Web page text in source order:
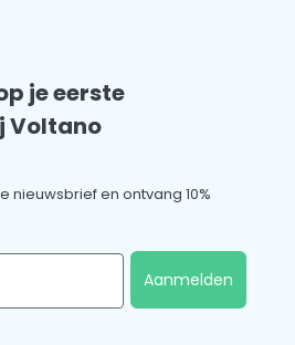
je eerste
Voltano
nieuwsbrief en ontvang 10%
Aanmelden